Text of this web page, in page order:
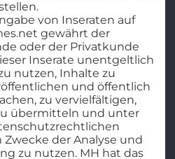
von Inseraten auf
gewährt der
oder der Privatkunde
Inserate unentgeltlich
nutzen, Inhalte zu
und öffentlich
zu vervielfältigen,
übermitteln und unter
der Analyse und
zu nutzen. MH hat das